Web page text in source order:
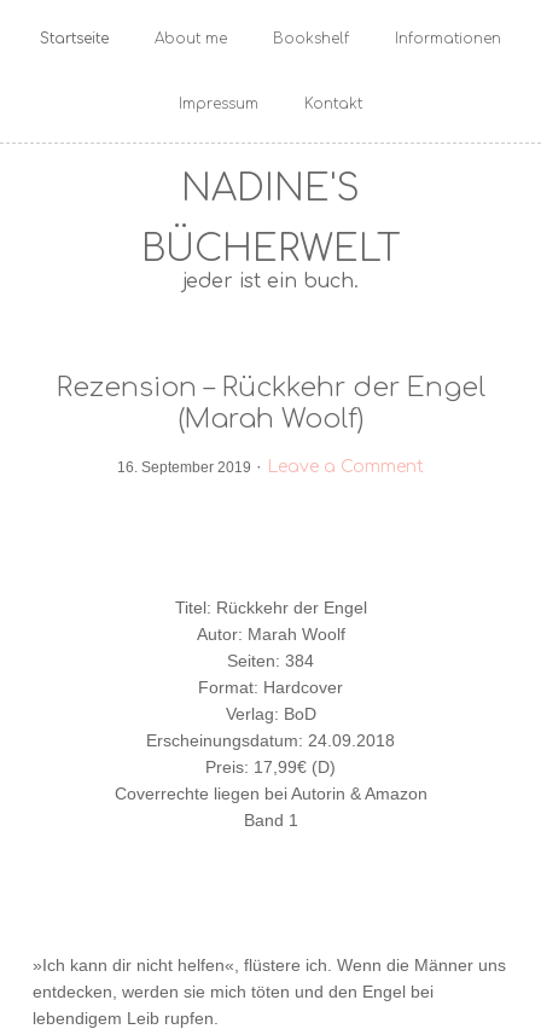
Startseite About me Bookshelf Informationen
Impressum Kontakt
NADINE'S
BÜCHERWELT
jeder ist ein buch.
Rezension – Rückkehr der Engel
(Marah Woolf)
16. September 2019 · Leave a Comment
Titel: Rückkehr der Engel
Autor: Marah Woolf
Seiten: 384
Format: Hardcover
Verlag: BoD
Erscheinungsdatum: 24.09.2018
Preis: 17,99€ (D)
Coverrechte liegen bei Autorin & Amazon
Band 1
»Ich kann dir nicht helfen«, flüstere ich. Wenn die Männer uns
entdecken, werden sie mich töten und den Engel bei
lebendigem Leib rupfen.